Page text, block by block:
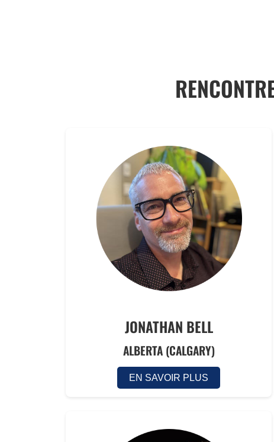
JONATHAN BELL
ALBERTA (CALGARY)
EN SAVOIR PLUS